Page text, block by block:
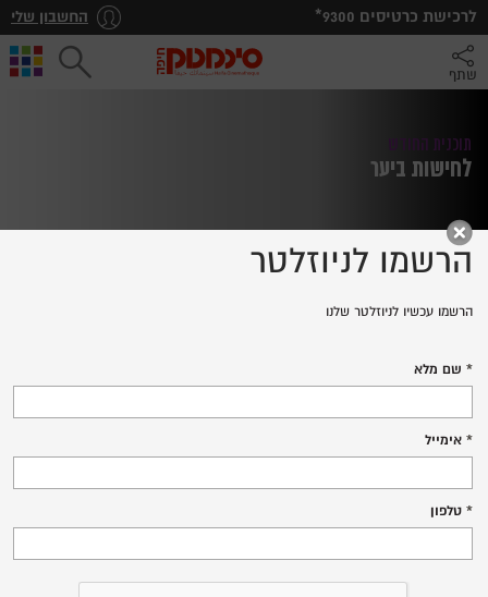
*לרכישת כרטיסים 9300 החשבון שלי
שתף
תוכנית החודש
לחישות ביער
פרטים נוספים
רביעי, 8.7.26
הרשמו לניוזלטר
הרשמו עכשיו לניוזלטר שלנו
שם מלא
אימייל
טלפון